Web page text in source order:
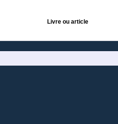
Livre ou article